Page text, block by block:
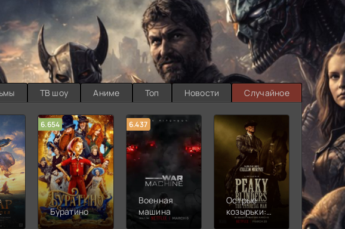
ТВ шоу Аниме Топ Новости Случайное
6.654
Буратино
6.437
Военная
машина
Острые
козырьки:
Бессмертный
7.187
2